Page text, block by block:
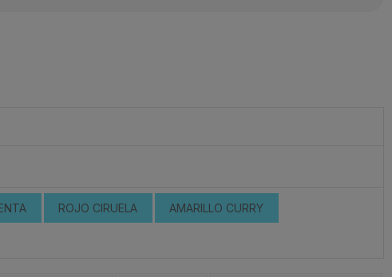
ROJO CIRUELA AMARILLO CURRY